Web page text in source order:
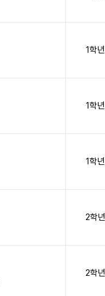
1학년
1학년
1학년
2학년
2학년